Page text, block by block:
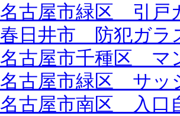
名古屋市緑区 引
春日井市 防犯ガ
名古屋市千種区 マ
名古屋市緑区 サ
名古屋市南区 入口